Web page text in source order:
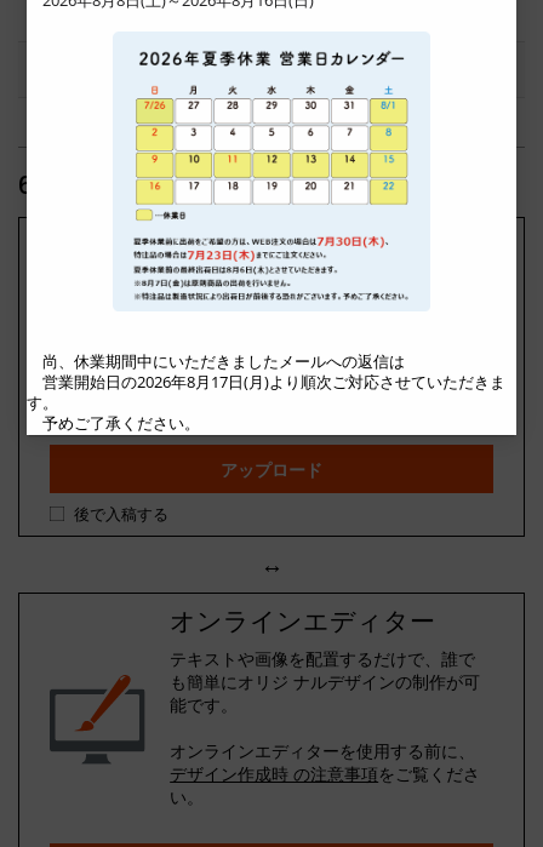
発送日・納期について
出荷予定日:木曜日, 8月20日
6. データ入稿・オンラインエディター
入稿データアップロード
データ制作時はテンプレート
ださい。
pdf です。
※ファイルが2つ以上の場合は、まとめてzip形式でご入稿くださ
※詳細は
アップロード
後で入稿する
↔
オンラインエディター
テキストや画像を配置するだけで、誰で
も簡単にオリジ ナルデザインの制作が可
能です。
オンラインエディターを使用する前に、
デザイン作成時 の注意事項をご覧くださ
い。
尚、休業期間中にいただきましたメールへの返信は
営業開始日の2026年8月17日(月)より順次ご対応させていただきま
す。
予めご了承ください。